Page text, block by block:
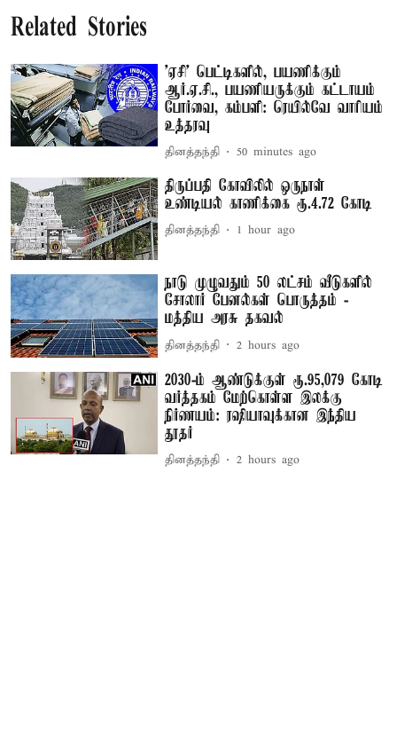
Related Stories
'ஏசி' பெட்டிகளில், பயணிக்கும்
ஆர்.ஏ.சி., பயணியருக்கும் கட்டாயம்
போர்வை, கம்பளி: ரெயில்வே வாரியம்
உத்தரவு
தினத்தந்தி 50 minutes ago
திருப்பதி கோவிலில் ஒருநாள்
உண்டியல் காணிக்கை ரூ.4.72 கோடி
தினத்தந்தி 1 hour ago
நாடு முழுவதும் 50 லட்சம் வீடுகளில்
சோலார் பேனல்கள் பொருத்தம் -
மத்திய அரசு தகவல்
தினத்தந்தி 2 hours ago
2030-ம் ஆண்டுக்குள் ரூ.95,079 கோடி
வர்த்தகம் மேற்கொள்ள இலக்கு
நிர்ணயம்: ரஷியாவுக்கான இந்திய
தூதர்
தினத்தந்தி 2 hours ago